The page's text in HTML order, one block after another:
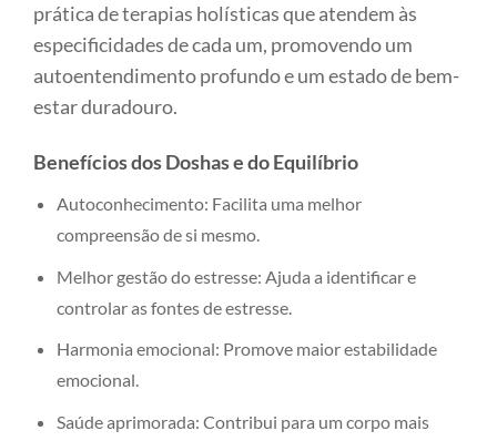
prática de terapias holísticas que atendem às
especificidades de cada um, promovendo um
autoentendimento profundo e um estado de bem-
estar duradouro.
Benefícios dos Doshas e do Equilíbrio
Autoconhecimento: Facilita uma melhor
compreensão de si mesmo.
Melhor gestão do estresse: Ajuda a identificar e
controlar as fontes de estresse.
Harmonia emocional: Promove maior estabilidade
emocional.
Saúde aprimorada: Contribui para um corpo mais